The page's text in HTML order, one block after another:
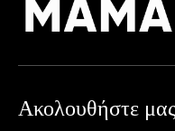
Ακολουθήστε